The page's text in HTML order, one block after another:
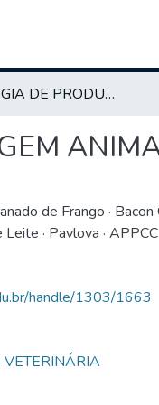
TECNOLOGIA DE PRODUTOS DE ORIGEM ANIMAL II
de Frango ·
· Pavlova ·
handle/1303/1663